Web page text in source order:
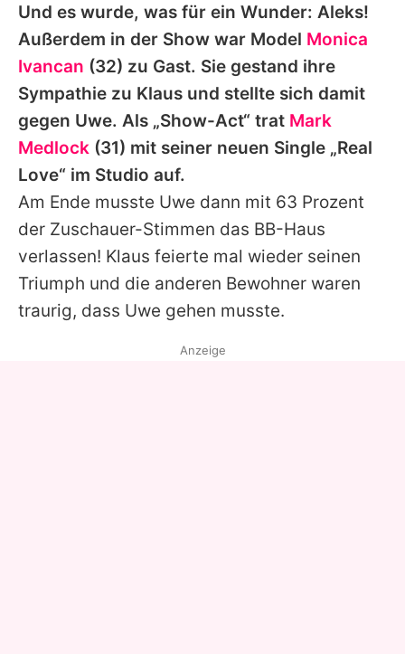
Und es wurde, was für ein Wunder: Aleks!
Außerdem in der Show war Model Monica
Ivancan (32) zu Gast. Sie gestand ihre
Sympathie zu Klaus und stellte sich damit
gegen Uwe. Als „Show-Act“ trat Mark
Medlock (31) mit seiner neuen Single „Real
Love“ im Studio auf.
Am Ende musste Uwe dann mit 63 Prozent
der Zuschauer-Stimmen das BB-Haus
verlassen! Klaus feierte mal wieder seinen
Triumph und die anderen Bewohner waren
traurig, dass Uwe gehen musste.
Anzeige